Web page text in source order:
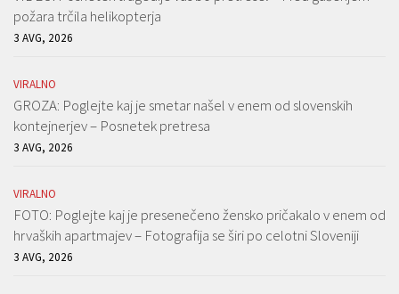
požara trčila helikopterja
3 AVG, 2026
VIRALNO
GROZA: Poglejte kaj je smetar našel v enem od slovenskih
kontejnerjev – Posnetek pretresa
3 AVG, 2026
VIRALNO
FOTO: Poglejte kaj je presenečeno žensko pričakalo v enem od
hrvaških apartmajev – Fotografija se širi po celotni Sloveniji
3 AVG, 2026